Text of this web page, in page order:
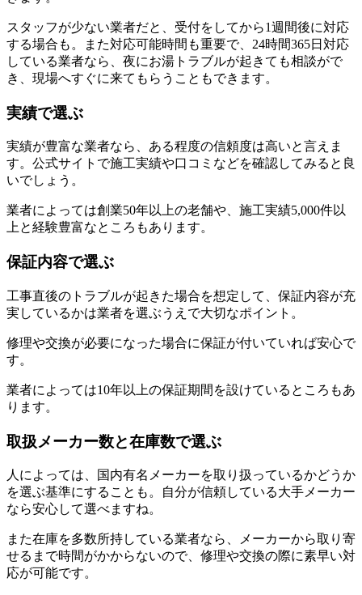
スタッフが少ない業者だと、受付をしてから1週間後に対応
する場合も。また対応可能時間も重要で、24時間365日対応
している業者なら、夜にお湯トラブルが起きても相談がで
き、現場へすぐに来てもらうこともできます。
実績で選ぶ
実績が豊富な業者なら、ある程度の信頼度は高いと言えま
す。公式サイトで施工実績や口コミなどを確認してみると良
いでしょう。
業者によっては創業50年以上の老舗や、施工実績5,000件以
上と経験豊富なところもあります。
保証内容で選ぶ
工事直後のトラブルが起きた場合を想定して、保証内容が充
実しているかは業者を選ぶうえで大切なポイント。
修理や交換が必要になった場合に保証が付いていれば安心で
す。
業者によっては10年以上の保証期間を設けているところもあ
ります。
取扱メーカー数と在庫数で選ぶ
人によっては、国内有名メーカーを取り扱っているかどうか
を選ぶ基準にすることも。自分が信頼している大手メーカー
なら安心して選べますね。
また在庫を多数所持している業者なら、メーカーから取り寄
せるまで時間がかからないので、修理や交換の際に素早い対
応が可能です。